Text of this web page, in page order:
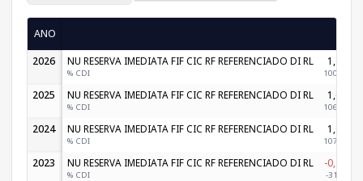
ANO
2026
NU RESERVA IMEDIATA FIF CIC RF REFERENCIADO DI RL
% CDI
1,17%
100,35%
2025 NU RESERVA IMEDIATA FIF CIC RF REFERENCIADO DI RL
% CDI
1,07%
106,34%
2024 NU RESERVA IMEDIATA FIF CIC RF REFERENCIADO DI RL
% CDI
1,04%
107,59%
2023 NU RESERVA IMEDIATA FIF CIC RF REFERENCIADO DI RL
% CDI
-0,35%
-31,45%